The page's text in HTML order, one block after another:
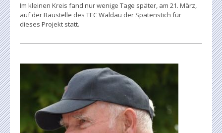
Im kleinen Kreis fand nur wenige Tage später, am 21. März,
auf der Baustelle des TEC Waldau der Spatenstich für
dieses Projekt statt.